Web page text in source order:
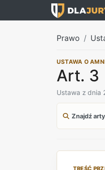
Prawo
USTAWA O
Art. 3
Ustawa z dnia
Znajdź